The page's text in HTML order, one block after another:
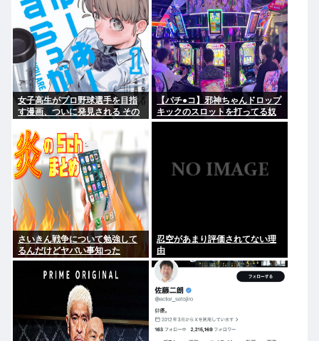
女子高生がプロ野球選手を目指
す漫画、ついに発見される その
【パチ●コ】邪神ちゃんドロップ
キックのスロットを打ってる奴
がヤバすぎてワロタ
さいきん戦争について勉強して
るんだけどヤバい事知った
忍空があまり評価されてない理
由